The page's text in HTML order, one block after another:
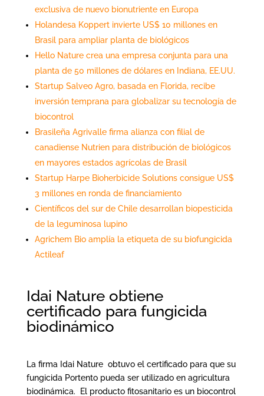
exclusiva de nuevo bionutriente en Europa
Holandesa Koppert invierte US$ 10 millones en
Brasil para ampliar planta de biológicos
Hello Nature crea una empresa conjunta para una
planta de 50 millones de dólares en Indiana, EE.UU.
Startup Salveo Agro, basada en Florida, recibe
inversión temprana para globalizar su tecnología de
biocontrol
Brasileña Agrivalle firma alianza con filial de
canadiense Nutrien para distribución de biológicos
en mayores estados agrícolas de Brasil
Startup Harpe Bioherbicide Solutions consigue US$
3 millones en ronda de financiamiento
Científicos del sur de Chile desarrollan biopesticida
de la leguminosa lupino
Agrichem Bio amplía la etiqueta de su biofungicida
Actileaf
Idai Nature obtiene
certificado para fungicida
biodinámico
La firma Idai Nature obtuvo el certificado para que su
fungicida Portento pueda ser utilizado en agricultura
biodinámica. El producto fitosanitario es un biocontrol